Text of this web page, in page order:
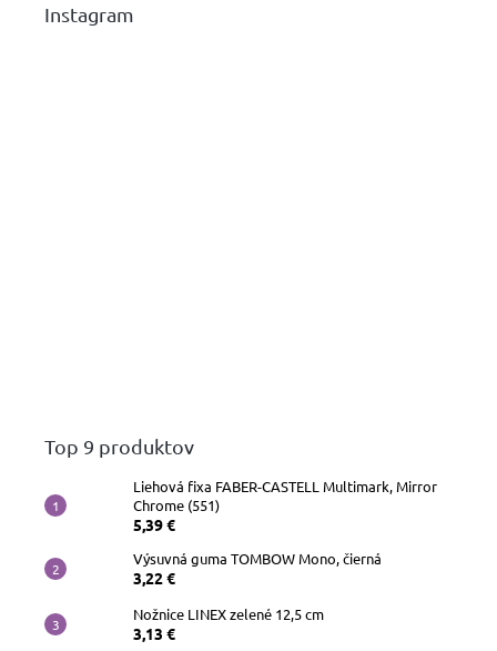
Instagram
Top 9 produktov
Liehová fixa FABER-CASTELL Multimark, Mirror
Chrome (551)
5,39 €
Výsuvná guma TOMBOW Mono, čierná
3,22 €
Nožnice LINEX zelené 12,5 cm
3,13 €